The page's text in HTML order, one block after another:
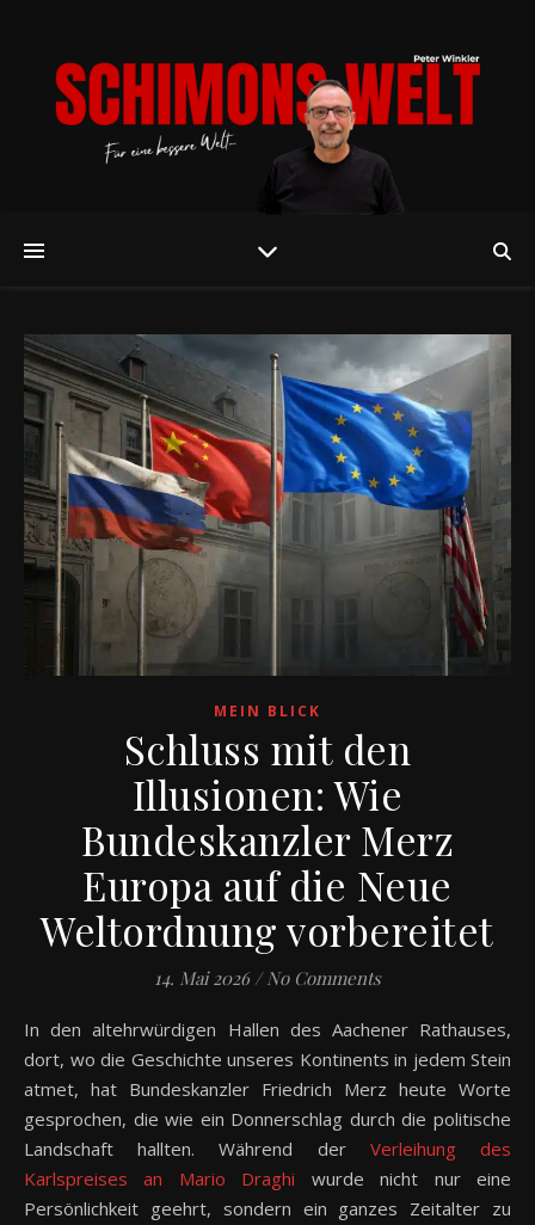
MEIN BLICK
Schluss mit den
Illusionen: Wie
Bundeskanzler Merz
Europa auf die Neue
Weltordnung vorbereitet
14. Mai 2026 / No Comments
In den altehrwürdigen Hallen des Aachener Rathauses,
dort, wo die Geschichte unseres Kontinents in jedem Stein
atmet, hat Bundeskanzler Friedrich Merz heute Worte
gesprochen, die wie ein Donnerschlag durch die politische
Landschaft hallten. Während der Verleihung des
Karlspreises an Mario Draghi wurde nicht nur eine
Persönlichkeit geehrt, sondern ein ganzes Zeitalter zu